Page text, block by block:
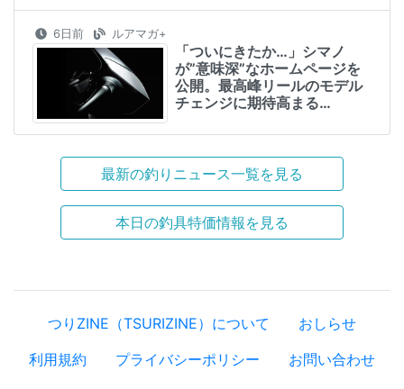
6日前 ルアマガ+
「ついにきたか…」シマノ
が”意味深”なホームページを
公開。最高峰リールのモデル
チェンジに期待高まる…
最新の釣りニュース一覧を見る
本日の釣具特価情報を見る
つりZINE（TSURIZINE）について
おしらせ
利用規約
プライバシーポリシー お問い合わせ